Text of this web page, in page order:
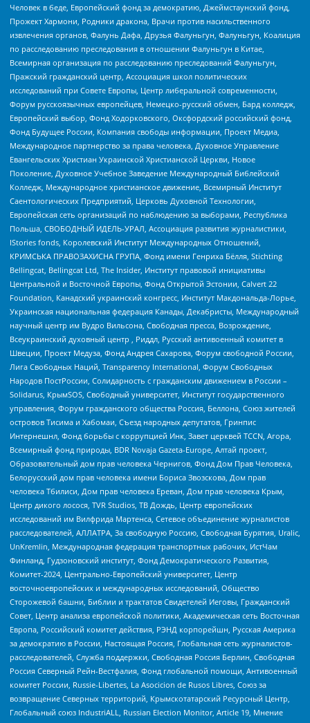
Человек в беде, Европейский фонд за демократию, Джеймстаунский фонд,
Прожект Хармони, Родники дракона, Врачи против насильственного
извлечения органов, Фалунь Дафа, Друзья Фалуньгун, Фалуньгун, Коалиция
по расследованию преследования в отношении Фалуньгун в Китае,
Всемирная организация по расследованию преследований Фалуньгун,
Пражский гражданский центр, Ассоциация школ политических
исследований при Совете Европы, Центр либеральной современности,
Форум русскоязычных европейцев, Немецко-русский обмен, Бард колледж,
Европейский выбор, Фонд Ходорковского, Оксфордский российский фонд,
Фонд Будущее России, Компания свободы информации, Проект Медиа,
Международное партнерство за права человека, Духовное Управление
Евангельских Христиан Украинской Христианской Церкви, Новое
Поколение, Духовное Учебное Заведение Международный Библейский
Колледж, Международное христианское движение, Всемирный Институт
Саентологических Предприятий, Церковь Духовной Технологии,
Европейская сеть организаций по наблюдению за выборами, Республика
Польша, СВОБОДНЫЙ ИДЕЛЬ-УРАЛ, Ассоциация развития журналистики,
IStories fonds, Королевский Институт Международных Отношений,
КРИМСЬКА ПРАВОЗАХИСНА ГРУПА, Фонд имени Генриха Бёлля, Stichting
Bellingcat, Bellingcat Ltd, The Insider, Институт правовой инициативы
Центральной и Восточной Европы, Фонд Открытой Эстонии, Calvert 22
Foundation, Канадский украинский конгресс, Институт Макдональда-Лорье,
Украинская национальная федерация Канады, Декабристы, Международный
научный центр им Вудро Вильсона, Свободная пресса, Возрождение,
Всеукраинский духовный центр , Риддл, Русский антивоенный комитет в
Швеции, Проект Медуза, Фонд Андрея Сахарова, Форум свободной России,
Лига Свободных Наций, Transparеncy International, Форум Свободных
Народов ПостРоссии, Солидарность с гражданским движением в России –
Solidarus, КрымSOS, Свободный университет, Институт государственного
управления, Форум гражданского общества Россия, Беллона, Союз жителей
островов Тисима и Хабомаи, Съезд народных депутатов, Гринпис
Интернешнл, Фонд борьбы с коррупцией Инк, Завет церквей TCCN, Агора,
Всемирный фонд природы, BDR Novaja Gazeta-Europe, Алтай проект,
Образовательный дом прав человека Чернигов, Фонд Дом Прав Человека,
Белорусский дом прав человека имени Бориса Звозскова, Дом прав
человека Тбилиси, Дом прав человека Ереван, Дом прав человека Крым,
Центр дикого лосося, TVR Studios, ТВ Дождь, Центр европейских
исследований им Вилфрида Мартенса, Сетевое объединение журналистов
расследователей, АЛЛАТРА, За свободную Россию, Свободная Бурятия, Uralic,
UnKremlin, Международная федерация транспортных рабочих, ИстЧам
Финланд, Гудзоновский институт, Фонд Демократического Развития,
Комитет-2024, Центрально-Европейский университет, Центр
восточноевропейских и международных исследований, Общество
Сторожевой башни, Библии и трактатов Свидетелей Иеговы, Гражданский
Совет, Центр анализа европейской политики, Академическая сеть Восточная
Европа, Российский комитет действия, РЭНД корпорейшн, Русская Америка
за демократию в России, Настоящая Россия, Глобальная сеть журналистов-
расследователей, Служба поддержки, Свободная Россия Берлин, Свободная
Россия Северный Рейн-Вестфалия, Фонд глобальной помощи, Антивоенный
комитет России, Russie-Libertes, La Asocicion de Rusos Libres, Союз за
возвращение Северных территорий, Крымскотатарский Ресурсный Центр,
Глобальный союз IndustriALL, Russian Election Monitor, Article 19, Мнение